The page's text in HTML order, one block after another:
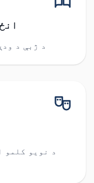
د ژبې د
د نویو کلمو